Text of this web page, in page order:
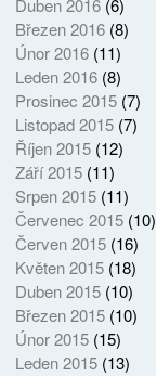
Duben 2016(6)
Březen 2016(8)
Únor 2016(11)
Leden 2016(8)
Prosinec 2015(7)
Listopad 2015(7)
Říjen 2015(12)
Září 2015(11)
Srpen 2015(11)
Červenec 2015(10)
Červen 2015(16)
Květen 2015(18)
Duben 2015(10)
Březen 2015(10)
Únor 2015(15)
Leden 2015(13)